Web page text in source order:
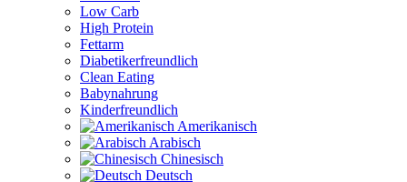
Low Carb
High Protein
Fettarm
Diabetikerfreundlich
Clean Eating
Babynahrung
Kinderfreundlich
Amerikanisch
Arabisch
Chinesisch
Deutsch